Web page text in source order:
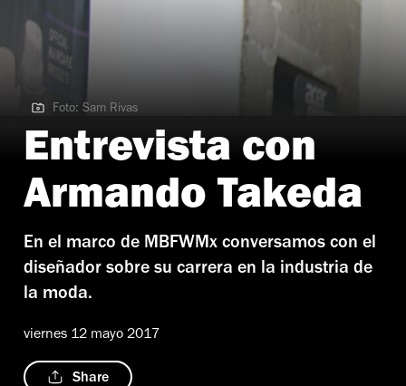
Foto: Sam Rivas
Foto: Sam Rivas
Entrevista con
Armando Takeda
En el marco de MBFWMx conversamos con el
diseñador sobre su carrera en la industria de
la moda.
viernes 12 mayo 2017
Share